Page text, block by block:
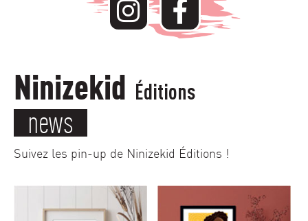
Ninizekid Éditions
news
Suivez les pin-up de Ninizekid Éditions !